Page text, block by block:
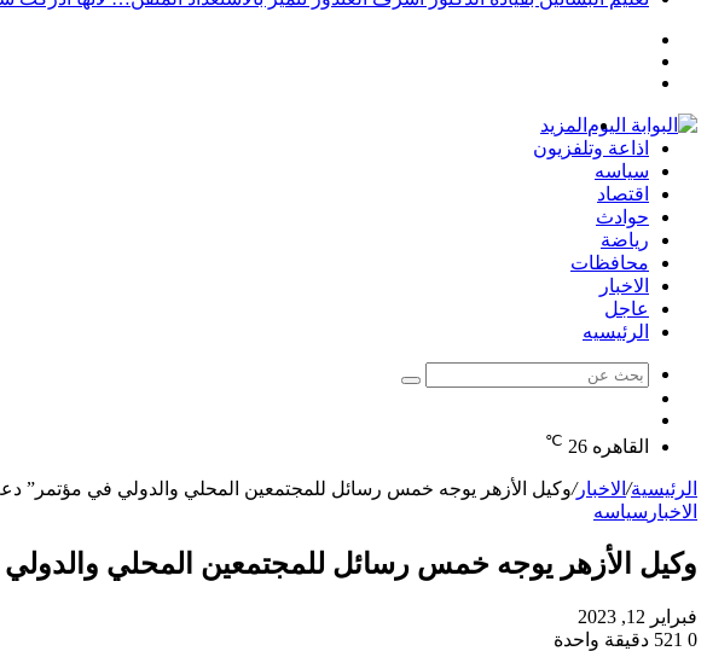
المزيد
اذاعة وتلفزيون
سياسه
اقتصاد
حوادث
رياضة
محافظات
الاخبار
عاجل
الرئيسيه
بحث
عشوائي
القاهره 26
℃
الرئيسية/ الاخبار/وكيل الأزهر يوجه خمس رسائل للمجتمعين المحلي والدولي في مؤتمر”
الاخبار سياسه
وكيل الأزهر يوجه خمس رسائل للمجتمعين المحلي
فبراير 12, 2023
0
دقيقة واحدة